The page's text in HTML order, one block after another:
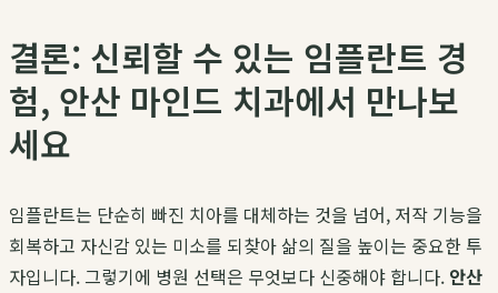
결론: 신뢰할 수 있는 임플란트 경
험, 안산 마인드 치과에서 만나보
세요
임플란트는 단순히 빠진 치아를 대체하는 것을 넘어, 저작 기능을
회복하고 자신감 있는 미소를 되찾아 삶의 질을 높이는 중요한 투
자입니다. 그렇기에 병원 선택은 무엇보다 신중해야 합니다. 안산